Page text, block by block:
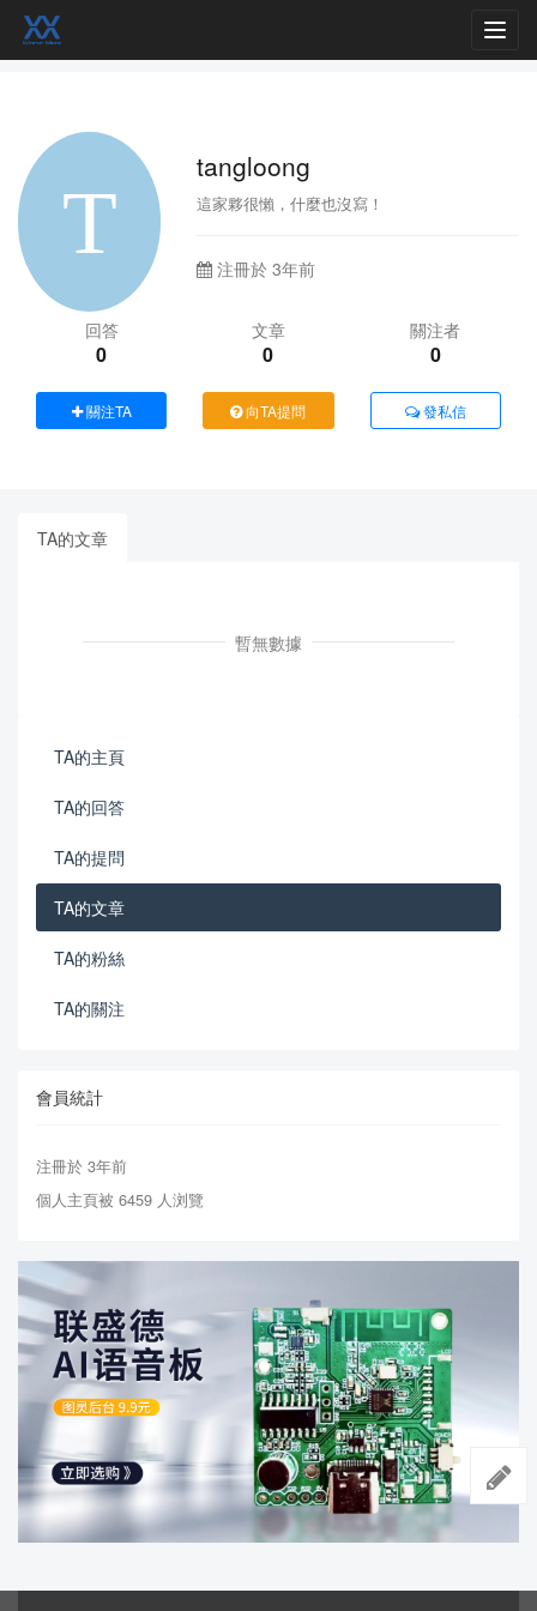
tangloong
這家夥很懶，什麼也沒寫！
注冊於 3年前
回答
0
文章
0
關注者
0
關注TA 向TA提問 發私信
TA的文章
暫無數據
TA的主頁
TA的回答
TA的提問
TA的文章
TA的粉絲
TA的關注
會員統計
注冊於 3年前
個人主頁被 6459 人浏覽